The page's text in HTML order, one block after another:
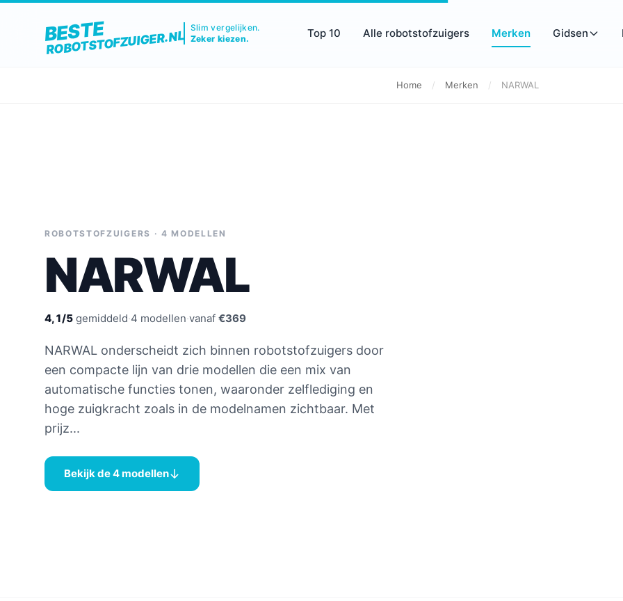
BESTE
ROBOTSTOFZUIGER.NL
Slim vergelijken.
Zeker kiezen.
Top 10 Alle robotstofzuigers Merken Gidsen
Home / Merken / NARWAL
ROBOTSTOFZUIGERS · 4 MODELLEN
NARWAL
4,1/5 gemiddeld·4 modellen·vanaf €369
NARWAL onderscheidt zich binnen robotstofzuigers door
een compacte lijn van drie modellen die een mix van
automatische functies tonen, waaronder zelflediging en
hoge zuigkracht zoals in de modelnamen zichtbaar. Met
prijz...
Bekijk de 4 modellen